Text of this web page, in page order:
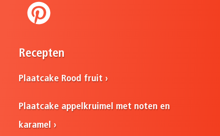
Recepten
Plaatcake Rood fruit
Plaatcake appelkruimel met noten en
karamel